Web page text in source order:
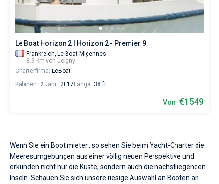
Le Boat Horizon 2 | Horizon 2 - Premier 9
Frankreich, Le Boat Migennes
8.9 km von Joigny
Charterfirma: LeBoat
Kabinen: 2Jahr: 2017 Länge: 38 ft
Von €1549
Wenn Sie ein Boot mieten, so sehen Sie beim Yacht-Charter die
Meeresumgebungen aus einer völlig neuen Perspektive und
erkunden nicht nur die Küste, sondern auch die nächstliegenden
Inseln. Schauen Sie sich unsere riesige Auswahl an Booten an